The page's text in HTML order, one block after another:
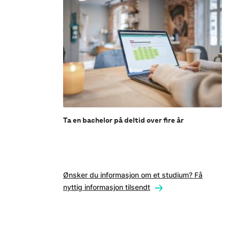
Ta en bachelor på deltid over fire år
Ønsker du informasjon om et studium? Få
nyttig informasjon tilsendt